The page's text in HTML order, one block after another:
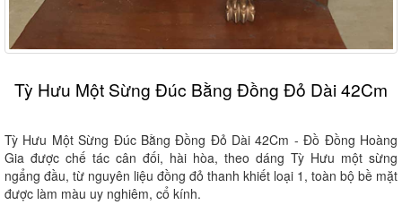
Tỳ Hưu Một Sừng Đúc Bằng Đồng Đỏ Dài 42Cm
Tỳ Hưu Một Sừng Đúc Bằng Đồng Đỏ Dài 42Cm - Đồ Đồng Hoàng
Gia được chế tác cân đối, hài hòa, theo dáng Tỳ Hưu một sừng
ngẩng đầu, từ nguyên liệu đồng đỏ thanh khiết loại 1, toàn bộ bề mặt
được làm màu uy nghiêm, cổ kính.